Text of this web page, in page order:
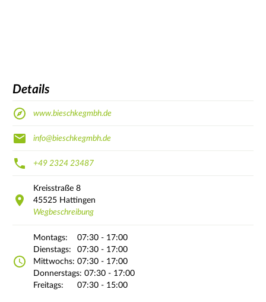
Details
www.bieschkegmbh.de
info@bieschkegmbh.de
+49 2324 23487
Kreisstraße 8
45525 Hattingen
Wegbeschreibung
Montags:
07:30 - 17:00
Dienstags:
07:30 - 17:00
Mittwochs: 07:30 - 17:00
Donnerstags: 07:30 - 17:00
Freitags:
07:30 - 15:00